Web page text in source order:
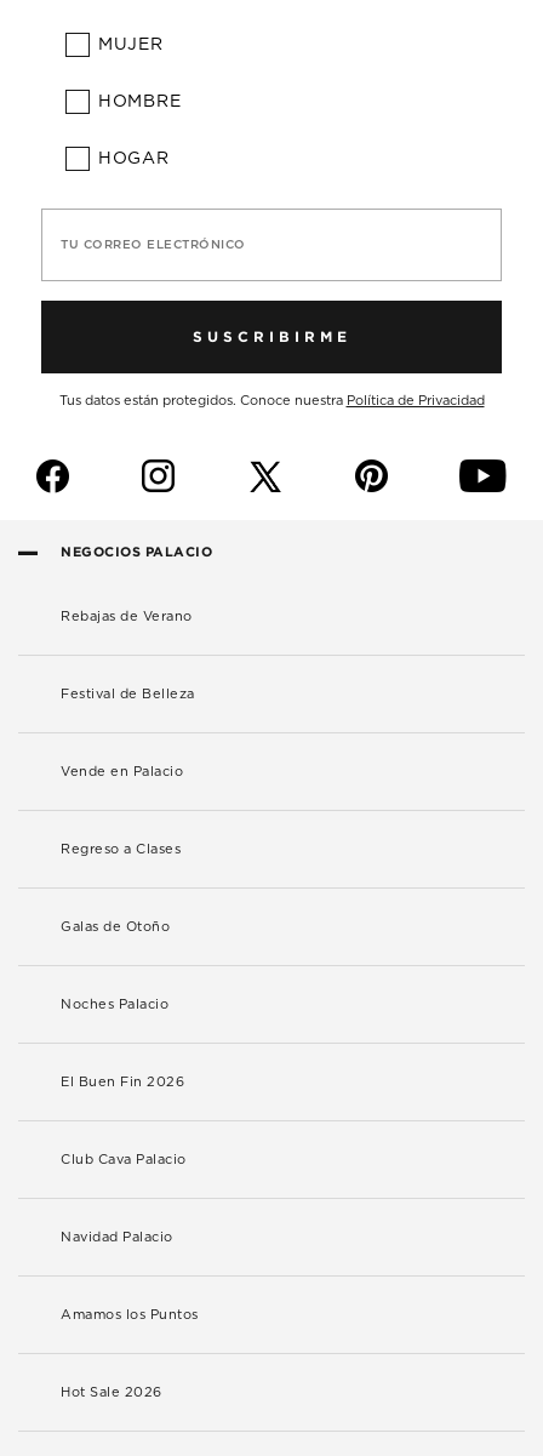
MUJER
HOMBRE
HOGAR
TU CORREO ELECTRÓNICO
SUSCRIBIRME
Tus datos están protegidos. Conoce nuestra Política de Privacidad
f i p y
NEGOCIOS PALACIO
Rebajas de Verano
Festival de Belleza
Vende en Palacio
Regreso a Clases
Galas de Otoño
Noches Palacio
El Buen Fin 2026
Club Cava Palacio
Navidad Palacio
Amamos los Puntos
Hot Sale 2026